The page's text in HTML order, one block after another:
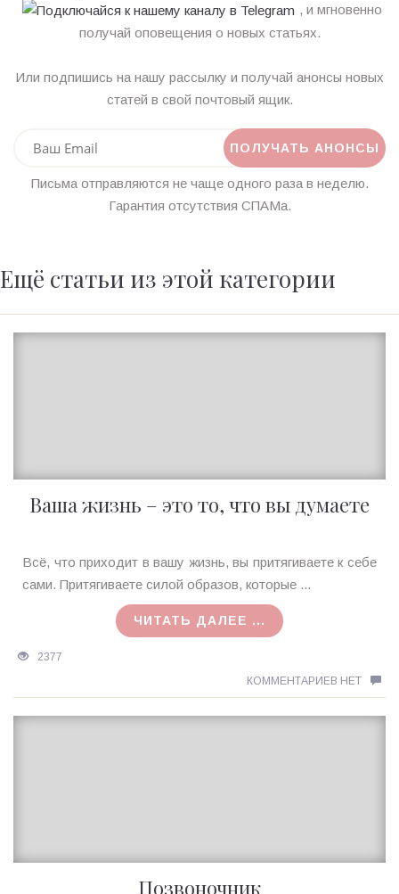
, и мгновенно
получай оповещения о новых статьях.
Или подпишись на нашу рассылку и получай анонсы новых
статей в свой почтовый ящик.
Письма отправляются не чаще одного раза в неделю.
Гарантия отсутствия СПАМа.
Ещё статьи из этой категории
Ваша жизнь – это то, что вы думаете
Ирина
MagicTantra
Всё, что приходит в вашу жизнь, вы притягиваете к себе
сами. Притягиваете силой образов, которые ...
ЧИТАТЬ ДАЛЕЕ ...
2377
КОММЕНТАРИЕВ НЕТ
Позвоночник